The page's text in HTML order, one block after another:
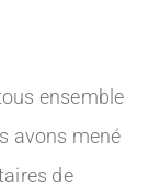
ensemble
avons mené
de